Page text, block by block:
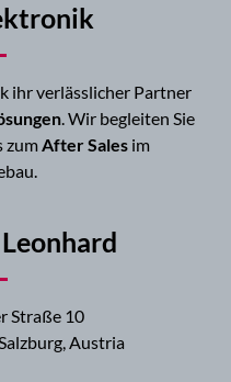
ihr verlässlicher Partner
. Wir begleiten Sie
zumAfter Sales im
Straße 10
Austria